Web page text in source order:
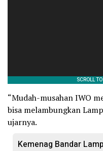
“Mudah-musahan IWO
bisa melambungkan
ujarnya.
Kemenag Bandar